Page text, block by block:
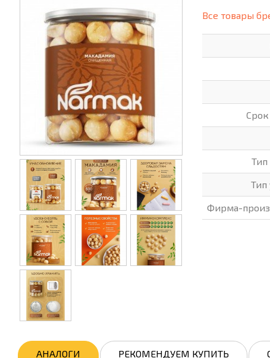
ХОББИ И ТВОРЧЕСТВО
ЭЛЕКТРОНИКА
Все товары
Срок
Тип
Тип
Фирма-
АНАЛОГИ РЕКОМЕНДУЕМ КУПИТЬ